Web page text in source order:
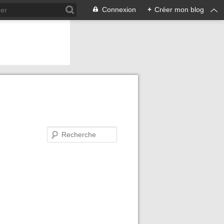
Connexion + Créer mon blog